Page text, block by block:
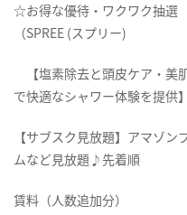
☆お得な優待・ワクワク抽選
（SPREE (スプリー)
【塩素除去と頭皮ケア・美
で快適なシャワー体験を提供】
【サブスク見放題】アマゾン
ムなど見放題♪先着順
賃料（人数追加分）